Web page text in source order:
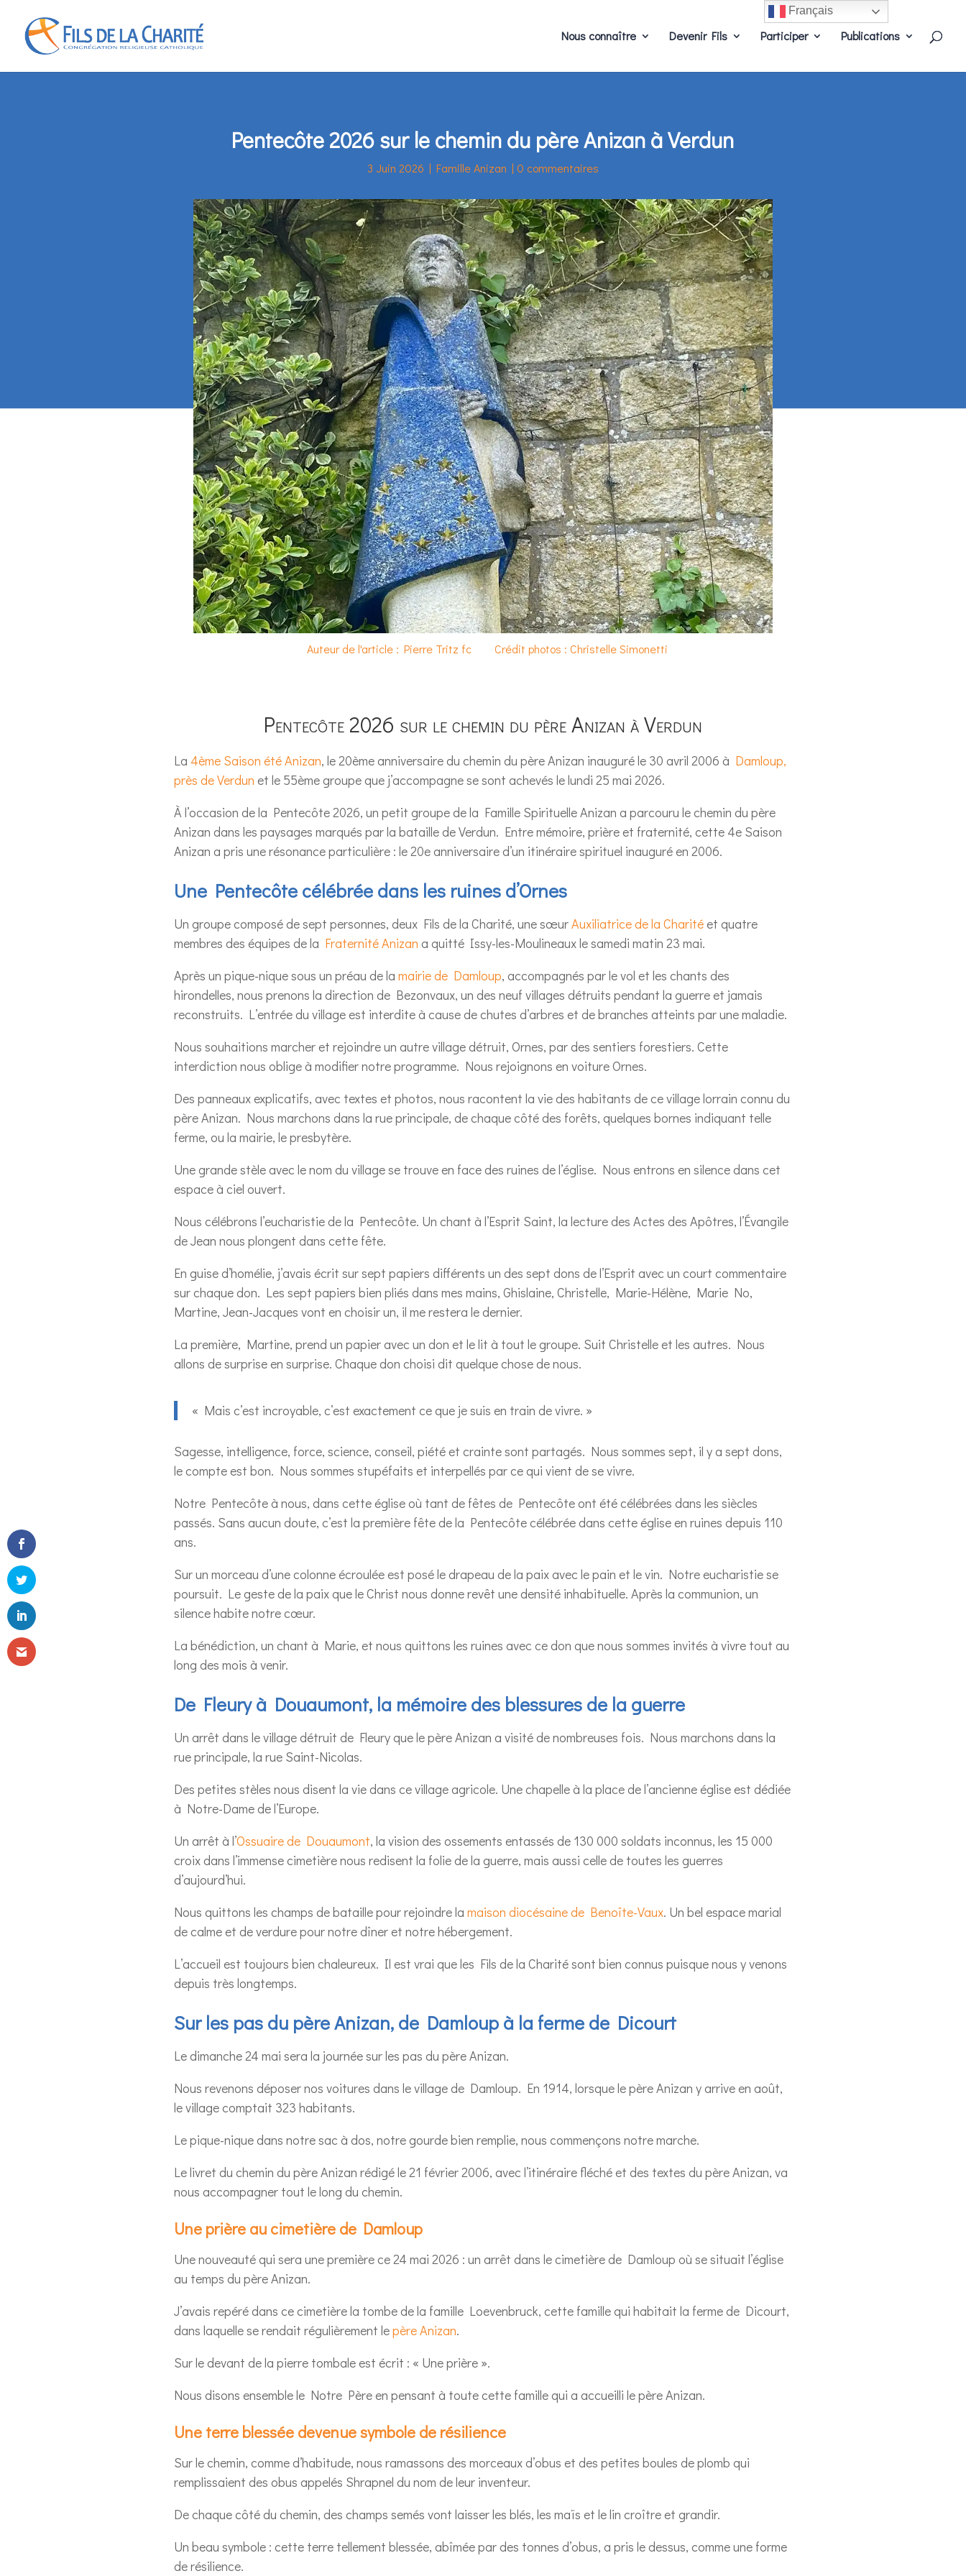
Nous connaître Devenir Fils Participer Publications
Pentecôte 2026 sur le chemin du père Anizan à Verdun
3 Juin 2026 | Famille Anizan | 0 commentaires
Auteur de l'article : Pierre Tritz fc Crédit photos : Christelle Simonetti
Pentecôte 2026 sur le chemin du père Anizan à Verdun
La 4ème Saison été Anizan, le 20ème anniversaire du chemin du père Anizan inauguré le 30 avril 2006 à Damloup,
près de Verdun et le 55ème groupe que j’accompagne se sont achevés le lundi 25 mai 2026.
À l’occasion de la Pentecôte 2026, un petit groupe de la Famille Spirituelle Anizan a parcouru le chemin du père
Anizan dans les paysages marqués par la bataille de Verdun. Entre mémoire, prière et fraternité, cette 4e Saison
Anizan a pris une résonance particulière : le 20e anniversaire d’un itinéraire spirituel inauguré en 2006.
Une Pentecôte célébrée dans les ruines d’Ornes
Un groupe composé de sept personnes, deux Fils de la Charité, une sœurAuxiliatrice de la Charitéet quatre
membres des équipes de la Fraternité Anizan a quitté Issy-les-Moulineaux le samedi matin 23 mai.
Après un pique-nique sous un préau de la mairie de Damloup, accompagnés par le vol et les chants des
hirondelles, nous prenons la direction de Bezonvaux, un des neuf villages détruits pendant la guerre et jamais
reconstruits. L’entrée du village est interdite à cause de chutes d’arbres et de branches atteints par une maladie.
Nous souhaitions marcher et rejoindre un autre village détruit, Ornes, par des sentiers forestiers. Cette
interdiction nous oblige à modifier notre programme. Nous rejoignons en voiture Ornes.
Des panneaux explicatifs, avec textes et photos, nous racontent la vie des habitants de ce village lorrain connu du
père Anizan. Nous marchons dans la rue principale, de chaque côté des forêts, quelques bornes indiquant telle
ferme, ou la mairie, le presbytère.
Une grande stèle avec le nom du village se trouve en face des ruines de l’église. Nous entrons en silence dans cet
espace à ciel ouvert.
Nous célébrons l’eucharistie de la Pentecôte. Un chant à l’Esprit Saint, la lecture des Actes des Apôtres, l’Évangile
de Jean nous plongent dans cette fête.
En guise d’homélie, j’avais écrit sur sept papiers différents un des sept dons de l’Esprit avec un court commentaire
sur chaque don. Les sept papiers bien pliés dans mes mains, Ghislaine, Christelle, Marie-Hélène, Marie No,
Martine, Jean-Jacques vont en choisir un, il me restera le dernier.
La première, Martine, prend un papier avec un don et le lit à tout le groupe. Suit Christelle et les autres. Nous
allons de surprise en surprise. Chaque don choisi dit quelque chose de nous.
« Mais c’est incroyable, c’est exactement ce que je suis en train de vivre. »
Sagesse, intelligence, force, science, conseil, piété et crainte sont partagés. Nous sommes sept, il y a sept dons,
le compte est bon. Nous sommes stupéfaits et interpellés par ce qui vient de se vivre.
Notre Pentecôte à nous, dans cette église où tant de fêtes de Pentecôte ont été célébrées dans les siècles
passés. Sans aucun doute, c’est la première fête de la Pentecôte célébrée dans cette église en ruines depuis 110
ans.
Sur un morceau d’une colonne écroulée est posé le drapeau de la paix avec le pain et le vin. Notre eucharistie se
poursuit. Le geste de la paix que le Christ nous donne revêt une densité inhabituelle. Après la communion, un
silence habite notre cœur.
La bénédiction, un chant à Marie, et nous quittons les ruines avec ce don que nous sommes invités à vivre tout au
long des mois à venir.
De Fleury à Douaumont, la mémoire des blessures de la guerre
Un arrêt dans le village détruit de Fleury que le père Anizan a visité de nombreuses fois. Nous marchons dans la
rue principale, la rue Saint-Nicolas.
Des petites stèles nous disent la vie dans ce village agricole. Une chapelle à la place de l’ancienne église est dédiée
à Notre-Dame de l’Europe.
Un arrêt à l’Ossuaire de Douaumont, la vision des ossements entassés de 130 000 soldats inconnus, les 15 000
croix dans l’immense cimetière nous redisent la folie de la guerre, mais aussi celle de toutes les guerres
d’aujourd’hui.
Nous quittons les champs de bataille pour rejoindre la maison diocésaine de Benoîte-Vaux. Un bel espace marial
de calme et de verdure pour notre dîner et notre hébergement.
L’accueil est toujours bien chaleureux. Il est vrai que les Fils de la Charité sont bien connus puisque nous y venons
depuis très longtemps.
Sur les pas du père Anizan, de Damloup à la ferme de Dicourt
Le dimanche 24 mai sera la journée sur les pas du père Anizan.
Nous revenons déposer nos voitures dans le village de Damloup. En 1914, lorsque le père Anizan y arrive en août,
le village comptait 323 habitants.
Le pique-nique dans notre sac à dos, notre gourde bien remplie, nous commençons notre marche.
Le livret du chemin du père Anizan rédigé le 21 février 2006, avec l’itinéraire fléché et des textes du père Anizan, va
nous accompagner tout le long du chemin.
Une prière au cimetière de Damloup
Une nouveauté qui sera une première ce 24 mai 2026 : un arrêt dans le cimetière de Damloup où se situait l’église
au temps du père Anizan.
J’avais repéré dans ce cimetière la tombe de la famille Loevenbruck, cette famille qui habitait la ferme de Dicourt,
dans laquelle se rendait régulièrement lepère Anizan.
Sur le devant de la pierre tombale est écrit : « Une prière ».
Nous disons ensemble le Notre Père en pensant à toute cette famille qui a accueilli le père Anizan.
Une terre blessée devenue symbole de résilience
Sur le chemin, comme d’habitude, nous ramassons des morceaux d’obus et des petites boules de plomb qui
remplissaient des obus appelés Shrapnel du nom de leur inventeur.
De chaque côté du chemin, des champs semés vont laisser les blés, les maïs et le lin croître et grandir.
Un beau symbole : cette terre tellement blessée, abîmée par des tonnes d’obus, a pris le dessus, comme une forme
de résilience.
Français